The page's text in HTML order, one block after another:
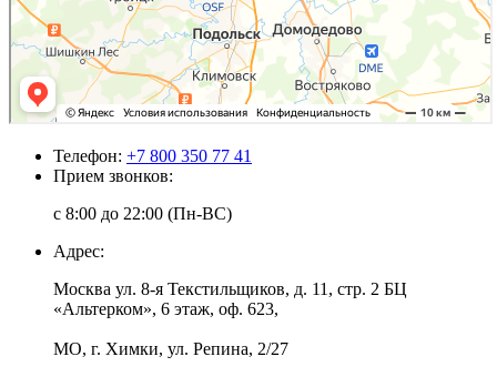
Телефон: +7 800 350 77 41
Прием звонков:
с 8:00 до 22:00 (Пн-ВС)
Адрес:
Москва ул. 8-я Текстильщиков, д. 11, стр. 2 БЦ
«Альтерком», 6 этаж, оф. 623,
МО, г. Химки, ул. Репина, 2/27